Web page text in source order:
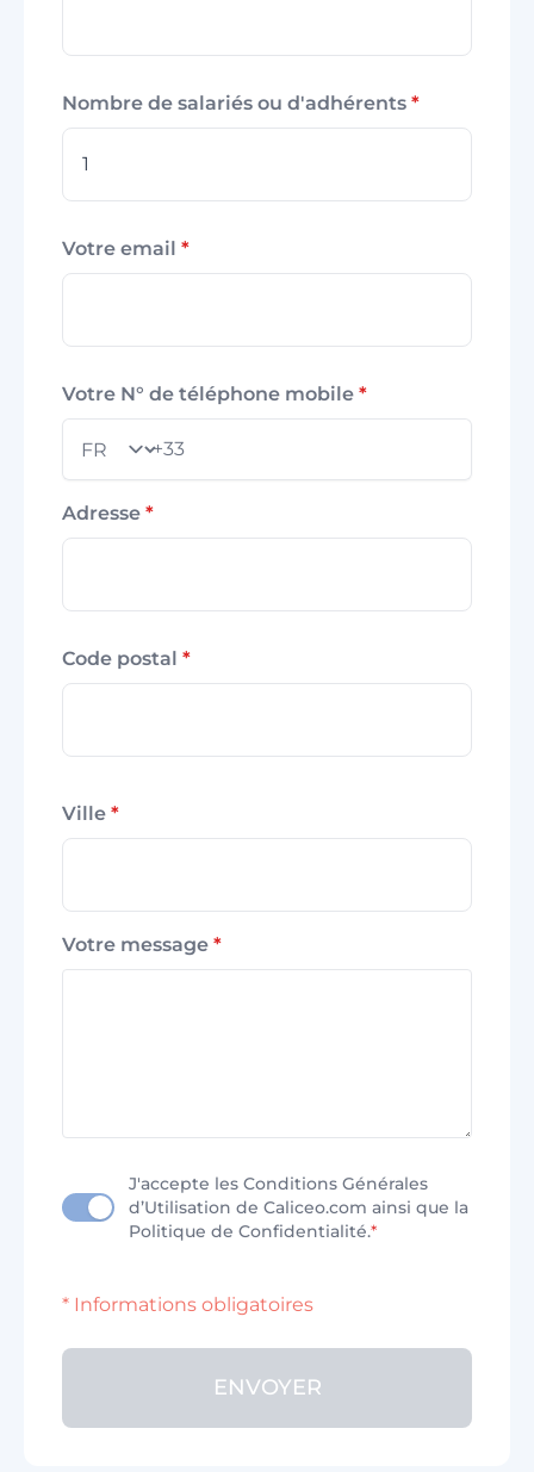
Nombre de salariés ou d'adhérents *
Votre email *
Votre N° de téléphone mobile *
Pays
+33
Adresse *
Code postal *
Ville *
Votre message *
J'accepte les Conditions Générales
d’Utilisation de Caliceo.com ainsi que la
Politique de Confidentialité.*
* Informations obligatoires
ENVOYER